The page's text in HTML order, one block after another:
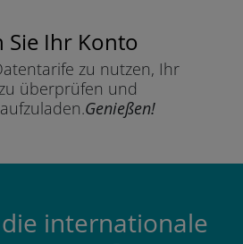
Sie Ihr Konto
zu nutzen, Ihr
überprüfen und
Genießen!
internationale